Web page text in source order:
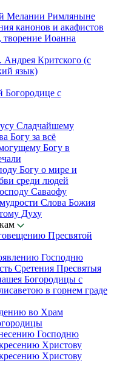
Мелании Римляныне
канонов и акафистов
Иоанна
Андрея Критского (с
язык)
Богородице с
Сладчайшему
Богу за всё
Богу в
Богу о мире и
среди людей
Саваофу
Слова Божия
Духу
Пресвятой
Господню
Сретения Пресвятыя
Богородицы с
в горнем граде
во Храм
Господню
Христову
Христову